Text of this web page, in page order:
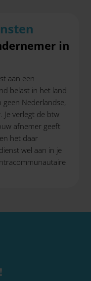
in
aan een
belast in het land
Nederlandse,
Je verlegt de btw
afnemer geeft
het daar
wel aan in je